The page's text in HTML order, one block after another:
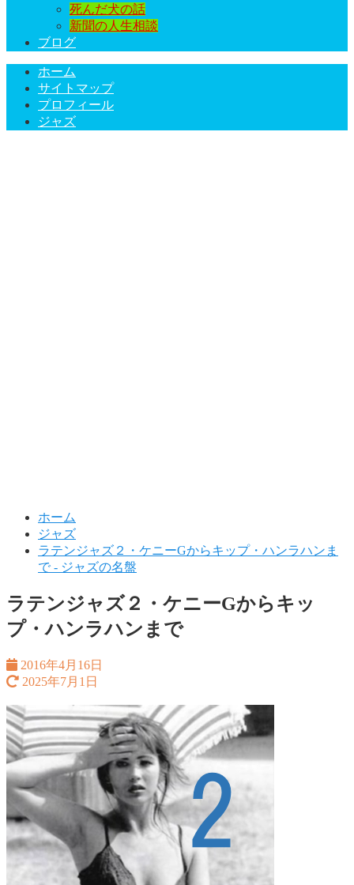
死んだ犬の話
新聞の人生相談
ブログ
ホーム
サイトマップ
プロフィール
ジャズ
ホーム
ジャズ
ラテンジャズ２・ケニーGからキップ・ハンラハンま
で - ジャズの名盤
ラテンジャズ２・ケニーGからキッ
プ・ハンラハンまで
2016年4月16日
2025年7月1日